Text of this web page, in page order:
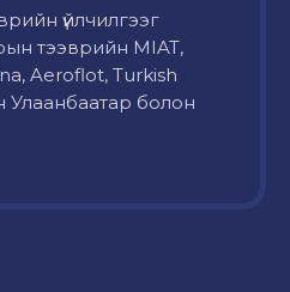
үйлчилгээг
тээврийн MIAT,
Aeroflot, Turkish
болон